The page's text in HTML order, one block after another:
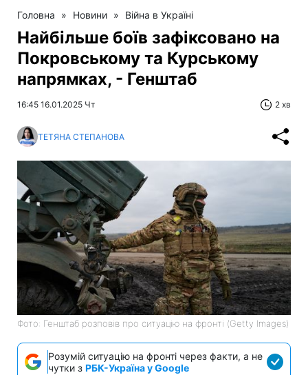
Головна » Новини » Війна в Україні
Найбільше боїв зафіксовано на
Покровському та Курському
напрямках, - Генштаб
16:45 16.01.2025 Чт 2 хв
ТЕТЯНА СТЕПАНОВА
Фото: Генштаб розповів про ситуацію на фронті (Getty Images)
Розумій ситуацію на фронті через факти, а не
чутки з РБК-Україна у Google